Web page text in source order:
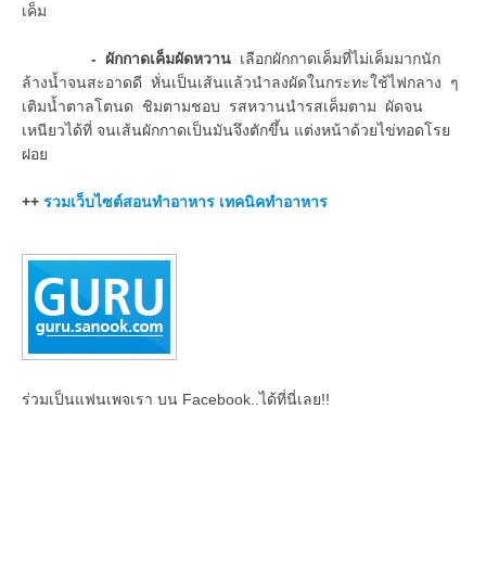
เค็ม
- ผักกาดเค็มผัดหวาน เลือกผักกาดเค็มที่ไม่เค็มมากนัก
ล้างน้ำจนสะอาดดี หั่นเป็นเส้นแล้วนำลงผัดในกระทะใช้ไฟกลาง ๆ
เติมน้ำตาลโตนด ชิมตามชอบ รสหวานนำรสเค็มตาม ผัดจน
เหนียวได้ที่ จนเส้นผักกาดเป็นมันจึงตักขึ้น แต่งหน้าด้วยไข่ทอดโรย
ฝอย
++ รวมเว็บไซต์สอนทำอาหาร เทคนิคทำอาหาร
ร่วมเป็นแฟนเพจเรา บน Facebook..ได้ที่นี่เลย!!